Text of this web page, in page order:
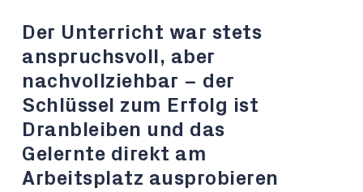
Der Unterricht war stets
anspruchsvoll, aber
nachvollziehbar – der
Schlüssel zum Erfolg ist
Dranbleiben und das
Gelernte direkt am
Arbeitsplatz ausprobieren